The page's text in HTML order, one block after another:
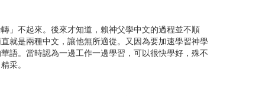
不起來。後來才知道，賴神父學中文的過程並不順
就是兩種中文，讓他無所適從。又因為要加速學習神學
語。當時認為一邊工作一邊學習，可以很快學好，殊不
采。